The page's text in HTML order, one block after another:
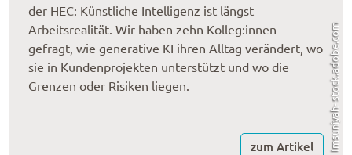
der HEC: Künstliche Intelligenz ist längst
Arbeitsrealität. Wir haben zehn Kolleg:innen
gefragt, wie generative KI ihren Alltag verändert, wo
sie in Kundenprojekten unterstützt und wo die
Grenzen oder Risiken liegen.
zum Artikel Imsuniyah- stock.adobe.com